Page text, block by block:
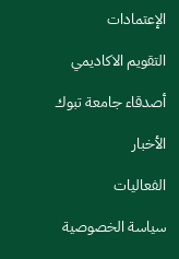
جنس
اخبرنا عن تجربتك في
الإعتمادات
التقويم الاكاديمي
أصدقاء جامعة تبوك
الأخبار
الفعاليات
سياسة الخصوصية